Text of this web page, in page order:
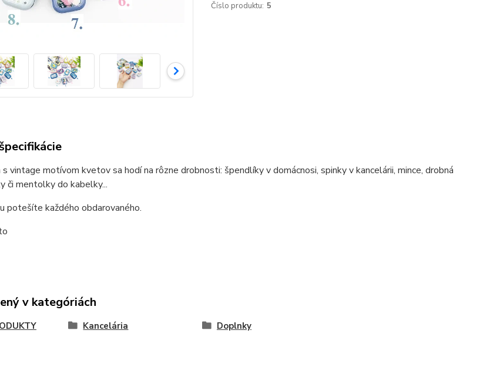
Číslo produktu: 5
s vintage motívom kvetov sa hodí na rôzne drobnosti: špendlíky v domácnosi, spinky v kancelárii, mince, drobná
či mentolky do kabelky...
potešíte každého obdarovaného.
v kategóriách
Kancelária Doplnky